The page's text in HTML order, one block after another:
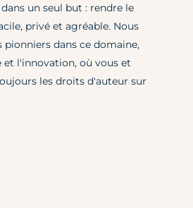
un seul but : rendre le
privé et agréable. Nous
dans ce domaine,
et l'innovation, où vous et
les droits d'auteur sur